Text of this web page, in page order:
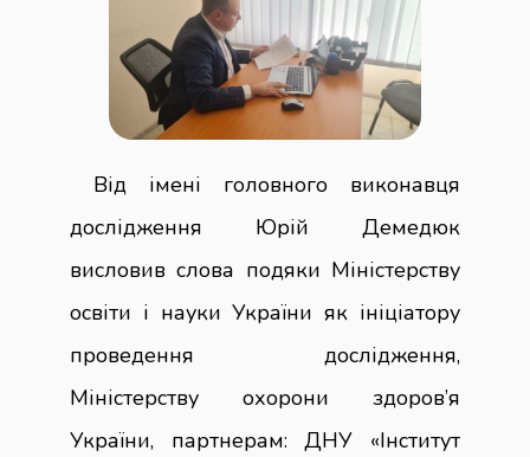
Від імені головного виконавця
дослідження Юрій Демедюк
висловив слова подяки Міністерству
освіти і науки України як ініціатору
проведення дослідження,
Міністерству охорони здоров’я
України, партнерам: ДНУ «Інститут